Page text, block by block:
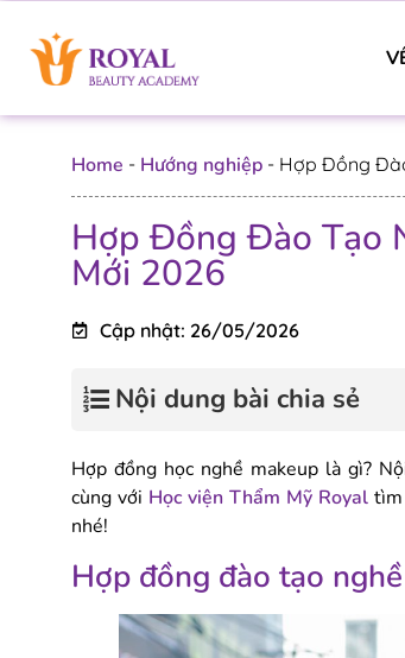
Home - Hướng nghiệp - Hợp Đồng
Hợp Đồng Đào Tạo
Mới 2026
Cập nhật: 26/05/2026
Nội dung bài chia sẻ
Hợp đồng học nghề makeup là gì?
cùng với Học viện Thẩm Mỹ Royaltìm
nhé!
Hợp đồng đào tạo